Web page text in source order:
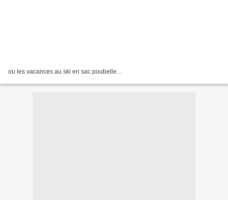
ou les vacances au ski en sac poubelle...